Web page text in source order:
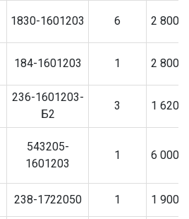
1830-1601203 6 2 800
184-1601203 1 2 800
236-1601203-
Б2
3 1 620
543205-
1601203
1 6 000
238-1722050 1 1 900